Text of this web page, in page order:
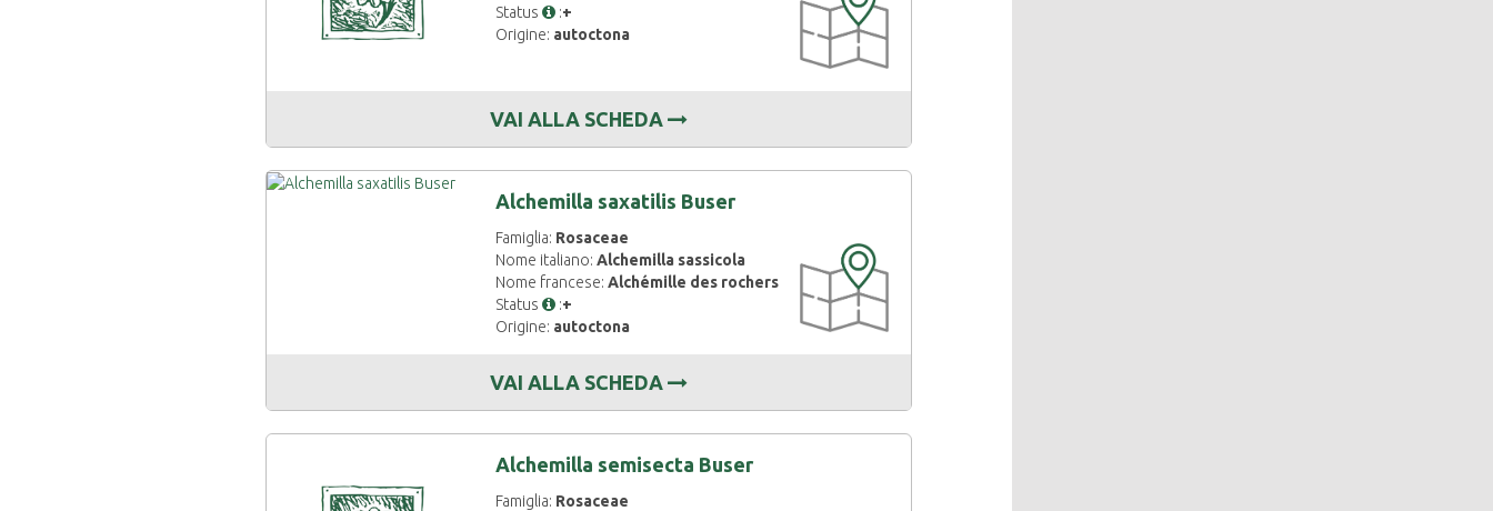
Status
:+
Origine: autoctona
DISPONIBILE
VAI ALLA SCHEDA
Alchemilla saxatilis Buser
Famiglia: Rosaceae
Nome italiano:Alchemilla sassicola
Nome francese:Alchémille des rochers
Status
:+
Origine: autoctona
CARTOGRAFIA
DISPONIBILE
VAI ALLA SCHEDA
Alchemilla semisecta Buser
Famiglia: Rosaceae